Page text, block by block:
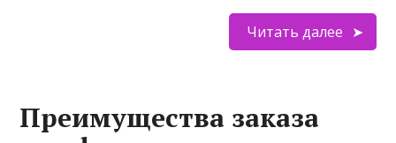
Читать далее
Преимущества заказа